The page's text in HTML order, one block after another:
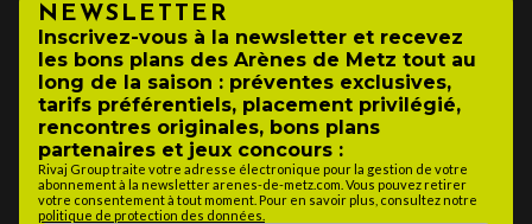
NEWSLETTER
Inscrivez-vous à la newsletter et recevez
les bons plans des Arènes de Metz tout au
long de la saison : préventes exclusives,
tarifs préférentiels, placement privilégié,
rencontres originales, bons plans
partenaires et jeux concours :
Rivaj Group traite votre adresse électronique pour la gestion de votre
abonnement à la newsletter arenes-de-metz.com. Vous pouvez retirer
votre consentement à tout moment. Pour en savoir plus, consultez notre
politique de protection des données.